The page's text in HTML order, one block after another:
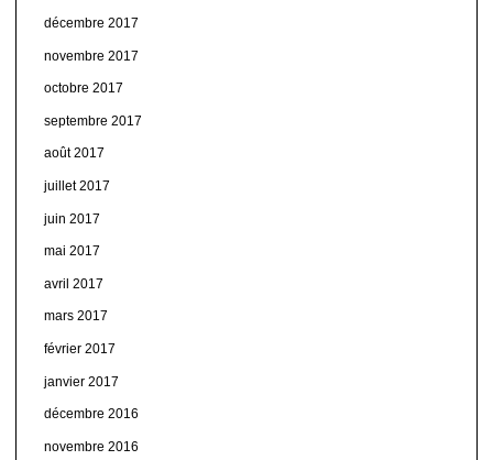
décembre 2017
novembre 2017
octobre 2017
septembre 2017
août 2017
juillet 2017
juin 2017
mai 2017
avril 2017
mars 2017
février 2017
janvier 2017
décembre 2016
novembre 2016